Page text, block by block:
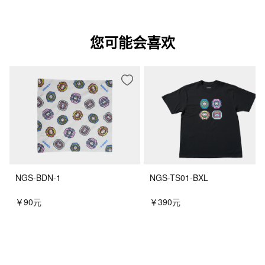
您可能会喜欢
NGS-BDN-1
￥90元
NGS-TS01-BXL
￥390元